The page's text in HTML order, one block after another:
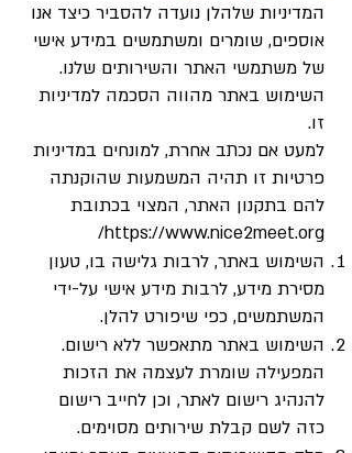
המדיניות שלהלן נועדה להסביר כיצד אנו
אוספים, שומרים ומשתמשים במידע אישי
של משתמשי האתר והשירותים שלנו.
השימוש באתר מהווה הסכמה למדיניות
זו.
למעט אם נכתב אחרת, למונחים במדיניות
פרטיות זו תהיה המשמעות שהוקנתה
להם בתקנון האתר, המצוי בכתובת
https://www.nice2meet.org/
השימוש באתר, לרבות גלישה בו, טעון
מסירת מידע, לרבות מידע אישי על-ידי
המשתמשים, כפי שיפורט להלן.
השימוש באתר מתאפשר ללא רישום.
המפעילה שומרת לעצמה את הזכות
להנהיג רישום לאתר, וכן לחייב רישום
כזה לשם קבלת שירותים מסוימים.